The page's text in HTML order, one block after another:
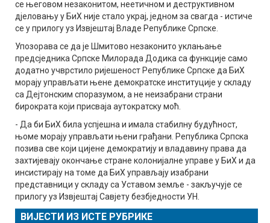
се његовом незаконитом, неетичном и деструктивном
дјеловању у БиХ није стало украј, једном за свагда - истиче
се у прилогу уз Извјештај Владе Републике Српске.
Упозорава се да је Шмитово незаконито уклањање
предсједника Српске Милорада Додика са функције само
додатно учврстило ријешеност Републике Српске да БиХ
морају управљати њене демократске институције у складу
са Дејтонским споразумом, а не неизабрани страни
бирократа који присваја аутократску моћ.
- Да би БиХ била успјешна и имала стабилну будућност,
њоме морају управљати њени грађани. Република Српска
позива све који цијене демократију и владавину права да
захтијевају окончање стране колонијалне управе у БиХ и да
инсистирају на томе да БиХ управљају изабрани
представници у складу са Уставом земље - закључује се
прилогу уз Извјештај Савјету безбједности УН.
ВИЈЕСТИ ИЗ ИСТЕ РУБРИКЕ